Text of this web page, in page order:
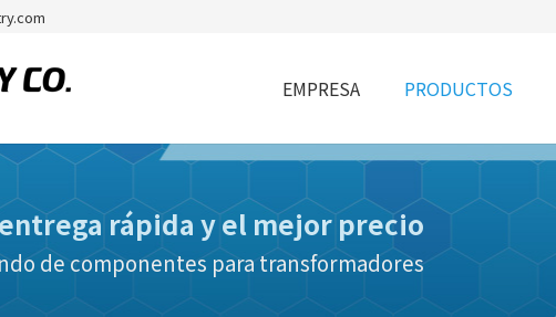
EMPRESA PRODUCTOS
rápida y el mejor precio
de componentes para transformadores